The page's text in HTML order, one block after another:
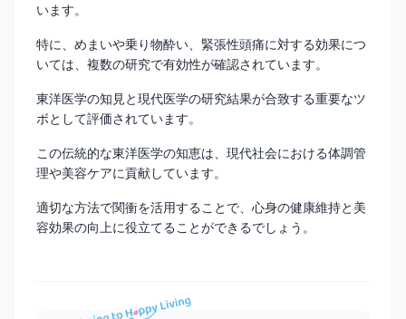
います。
特に、めまいや乗り物酔い、緊張性頭痛に対する効果につ
いては、複数の研究で有効性が確認されています。
東洋医学の知見と現代医学の研究結果が合致する重要なツ
ボとして評価されています。
この伝統的な東洋医学の知恵は、現代社会における体調管
理や美容ケアに貢献しています。
適切な方法で関衝を活用することで、心身の健康維持と美
容効果の向上に役立てることができるでしょう。